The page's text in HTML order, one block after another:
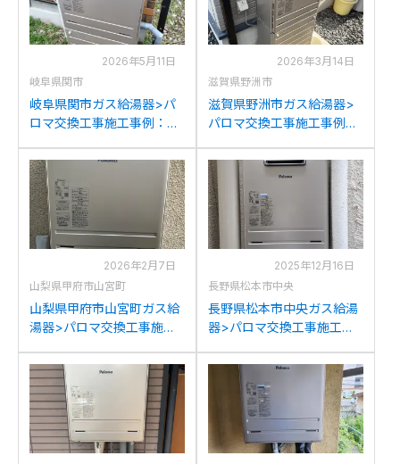
2026年5月11日
岐阜県関市
岐阜県関市ガス給湯器>パ
ロマ交換工事施工事例：リ
らパロマFH-2023SAWへの
交換
2026年3月14日
滋賀県野洲市
滋賀県野洲市ガス給湯器>
パロマ交換工事施工事例：
からパロマFH-2023SAWへ
の交換
2026年2月7日
山梨県甲府市山宮町
山梨県甲府市山宮町ガス給
湯器>パロマ交換工事施工
2401SAWからパロマFH-
2023SAWへの交換
2025年12月16日
長野県松本市中央
長野県松本市中央ガス給湯
器>パロマ交換工事施工事
からパロマFH-2023SAWへ
の交換